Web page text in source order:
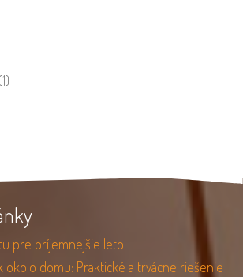
(1)
pre príjemnejšie leto
okolo domu: Praktické a trvácne riešenie